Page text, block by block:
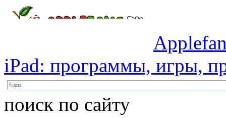
iPad: программы, игры,
поиск по сайту